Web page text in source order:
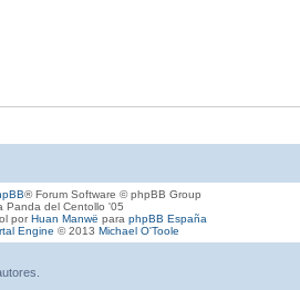
® Forum Software © phpBB Group
Panda del Centollo '05
porHuan Manwë para phpBB España
Engine © 2013 Michael O'Toole